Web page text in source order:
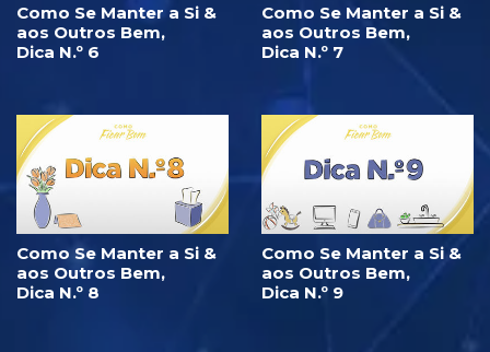
Como Se Manter a Si &
aos Outros Bem,
Dica N.º 6
Como Se Manter a Si &
aos Outros Bem,
Dica N.º 7
Como Se Manter a Si &
aos Outros Bem,
Dica N.º 8
Como Se Manter a Si &
aos Outros Bem,
Dica N.º 9